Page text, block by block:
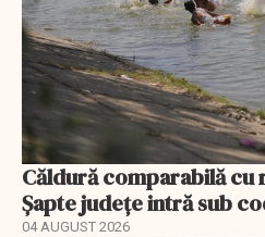
Căldură comparabilă
Șapte județe intră sub
04 AUGUST 2026